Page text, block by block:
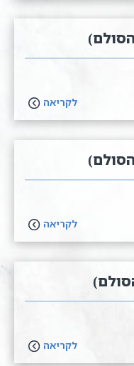
לקריאה
לקריאה
לקריאה